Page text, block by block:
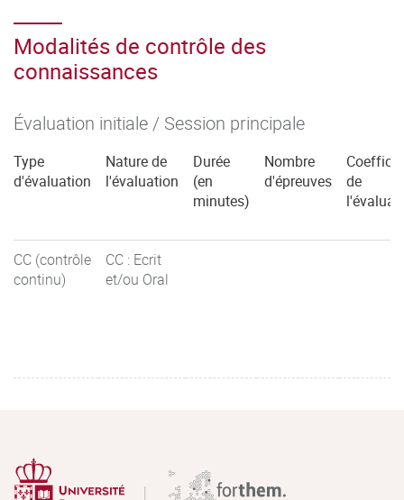
Modalités de contrôle des
connaissances
Évaluation initiale / Session principale
Type
d'évaluation
Nature de
l'évaluation
Durée
(en
minutes)
Nombre
d'épreuves
de
CC (contrôle
continu)
CC : Ecrit
et/ou Oral